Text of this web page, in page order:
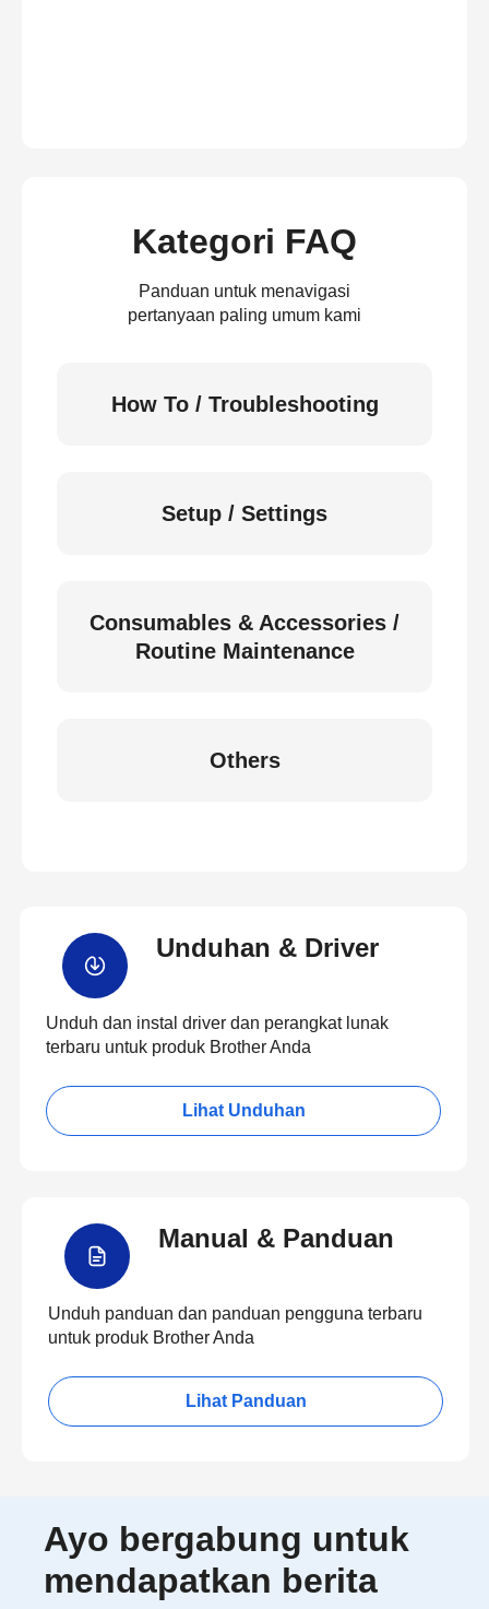
Kategori FAQ
Panduan untuk menavigasi
pertanyaan paling umum kami
How To / Troubleshooting
Setup / Settings
Consumables & Accessories /
Routine Maintenance
Others
Unduhan & Driver
Unduh dan instal driver dan perangkat lunak
terbaru untuk produk Brother Anda
Lihat Unduhan
Manual & Panduan
Unduh panduan dan panduan pengguna terbaru
untuk produk Brother Anda
Lihat Panduan
Ayo bergabung untuk
mendapatkan berita